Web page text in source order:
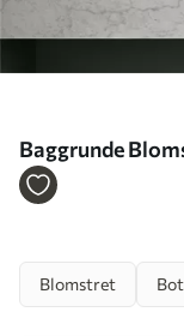
Baggrunde
stjerner Nr.
Blomstret